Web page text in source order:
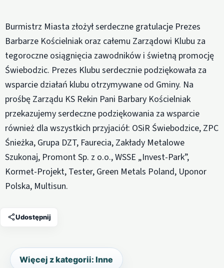
Burmistrz Miasta złożył serdeczne gratulacje Prezes
Barbarze Kościelniak oraz całemu Zarządowi Klubu za
tegoroczne osiągnięcia zawodników i świetną promocję
Świebodzic. Prezes Klubu serdecznie podziękowała za
wsparcie działań klubu otrzymywane od Gminy. Na
prośbę Zarządu KS Rekin Pani Barbary Kościelniak
przekazujemy serdeczne podziękowania za wsparcie
również dla wszystkich przyjaciół: OSiR Świebodzice, ZPC
Śnieżka, Grupa DZT, Faurecia, Zakłady Metalowe
Szukonaj, Promont Sp. z o.o., WSSE „Invest-Park”,
Kormet-Projekt, Tester, Green Metals Poland, Uponor
Polska, Multisun.
Udostępnij
Więcej z kategorii: Inne